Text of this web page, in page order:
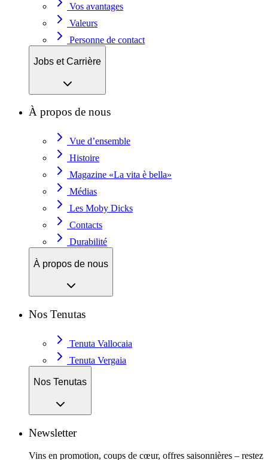
Vos avantages
Valeurs
Personne de contact
Jobs et Carrière
À propos de nous
Vue d’ensemble
Histoire
Magazine «La vita è bella»
Médias
Les Moby Dicks
Contacts
Durabilité
À propos de nous
Nos Tenutas
Tenuta Vallocaia
Tenuta Vergaia
Nos Tenutas
Newsletter
Vins en promotion, coups de cœur, offres saisonnières – restez